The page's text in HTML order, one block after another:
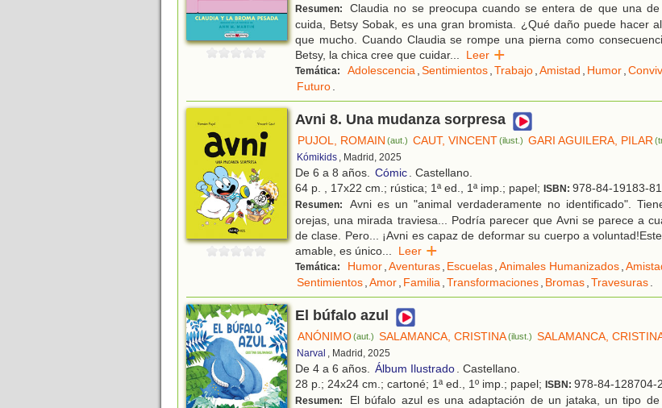
Resumen:
Claudia no se preocupa cuando se entera de que una
cuida, Betsy Sobak, es una gran bromista. ¿Qué daño puede hacer
que mucho. Cuando Claudia se rompe una pierna como
Betsy, la chica cree que cuidar... Leer
Temática: Adolescencia,Sentimientos,Trabajo,Amistad , Humor,
Futuro.
Avni 8. Una mudanza sorpresa
PUJOL, ROMAIN (aut.) CAUT, VINCENT(ilust.) GARI AGUILERA, PILAR
Kómikids , Madrid, 2025
De 6 a 8 años. Cómic. Castellano.
64 p. , 17x22 cm.; rústica; 1ª ed., 1ª imp.; papel; ISBN: 978-84-19183-
Resumen:
Avni es un "animal verdaderamente no identificado".
orejas, una mirada traviesa... Podría parecer que Avni se parece a
de clase. Pero... ¡Avni es capaz de deformar su cuerpo a
amable, es único... Leer
Temática: Humor,Aventuras, Escuelas,Animales Humanizados,
Sentimientos,Amor, Familia,Transformaciones, Bromas,Travesuras.
El búfalo azul
ANÓNIMO(aut.) SALAMANCA, CRISTINA(ilust.) SALAMANCA,
Narval , Madrid, 2025
De 4 a 6 años. Álbum Ilustrado. Castellano.
28 p.; 24x24 cm.; cartoné; 1ª ed., 1º imp.; papel; ISBN: 978-84-128704-
Resumen:
El búfalo azul es una adaptación de un jataka, un tipo